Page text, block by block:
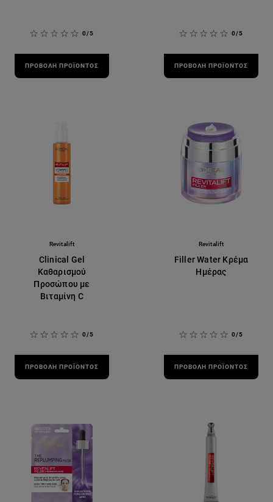
0/5
ΠΡΟΒΟΛΉ ΠΡΟΪΌΝΤΟΣ
0/5
ΠΡΟΒΟΛΉ ΠΡΟΪΌΝΤΟΣ
Revitalift
Clinical Gel
Καθαρισμού
Προσώπου με
Βιταμίνη C
0/5
ΠΡΟΒΟΛΉ ΠΡΟΪΌΝΤΟΣ
Revitalift
Filler Water Κρέμα
Ημέρας
0/5
ΠΡΟΒΟΛΉ ΠΡΟΪΌΝΤΟΣ